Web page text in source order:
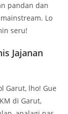
pandan dan
Lo
seru!
Jajanan
Garut, lho! Gue
di Garut,